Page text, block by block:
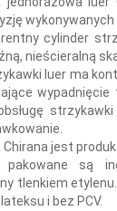
cylinder
nieścieralną
luer ma
Chirana jest
pakowane są
tlenkiem
i bez PCV.